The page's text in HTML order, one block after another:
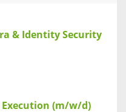
& Identity Security
(m/w/d)